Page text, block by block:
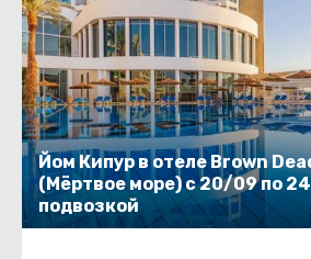
Йом Кипур в отеле Brown
(Мёртвое море) с 20/09 по
подвозкой